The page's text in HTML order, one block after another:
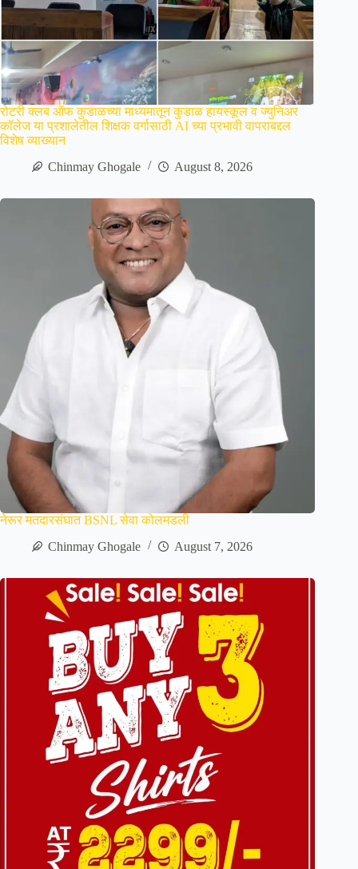
रोटरी क्लब ऑफ कुडाळच्या माध्यमातून कुडाळ हायस्कूल व ज्युनिअर
कॉलेज या प्रशालेतील शिक्षक वर्गासाठी AI च्या प्रभावी वापराबद्दल
विशेष व्याख्यान
Chinmay Ghogale
August 8, 2026
नेरूर मतदारसंघात BSNL सेवा कोलमडली
Chinmay Ghogale
August 7, 2026